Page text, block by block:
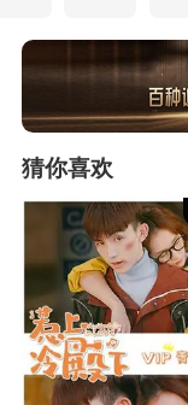
猜你喜欢